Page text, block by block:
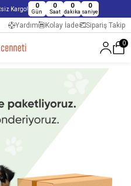
Kargo! 0
Gün
0
Saat
0
dakika
0
saniye
Yardım Kolay İade Sipariş Takip
0